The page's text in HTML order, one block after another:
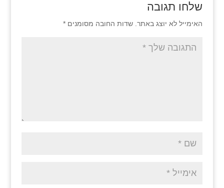
שלחו תגובה
האימייל לא יוצג באתר. שדות החובה מסומנים *